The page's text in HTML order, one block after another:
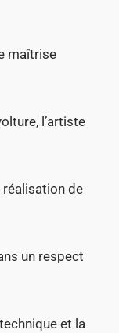
maîtrise
l’artiste
réalisation de
un respect
et la